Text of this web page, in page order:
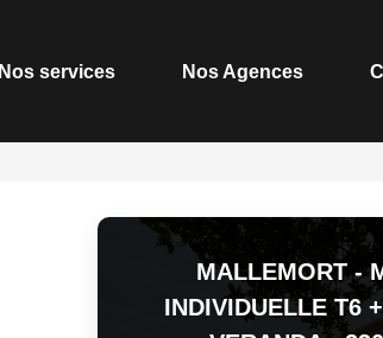
Nos services Nos Agences
MALLEMORT -
INDIVIDUELLE T6